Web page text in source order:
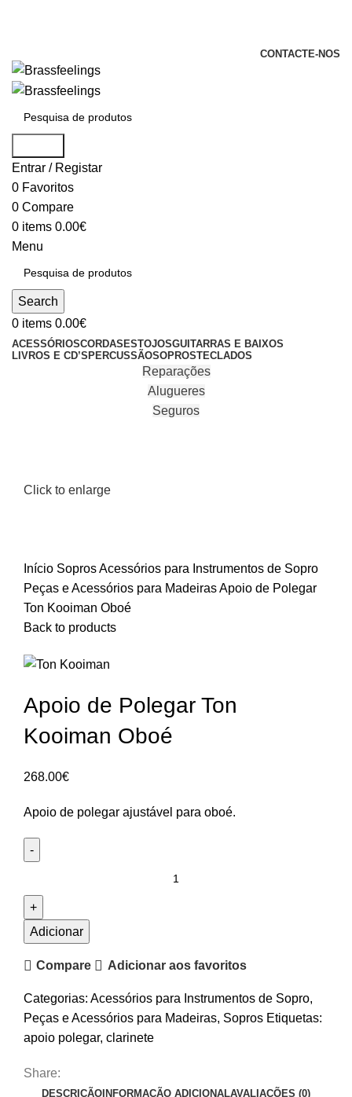
CONTACTE-NOS
Entrar / Registar
0 Favoritos
0 Compare
0 items 0.00€
Menu
Search
0 items 0.00€
ACESSÓRIOSCORDAS ESTOJOSGUITARRAS E BAIXOS
LIVROS E CD’S PERCUSSÃOSOPROSTECLADOS
Reparações
Alugueres
Seguros
Click to enlarge
Início SoprosAcessórios para Instrumentos de Sopro
Peças e Acessórios para MadeirasApoio de Polegar
Ton Kooiman Oboé
Back to products
Apoio de Polegar Ton
Kooiman Oboé
268.00€
Apoio de polegar ajustável para oboé.
Apoio
de
Ton
Oboé
Adicionar
Compare Adicionar aos favoritos
Categorias: Acessórios para Instrumentos de Sopro,
Peças e Acessórios para Madeiras, Sopros Etiquetas:
apoio polegar, clarinete
Share:
DESCRIÇÃOINFORMAÇÃO ADICIONALAVALIAÇÕES (0)